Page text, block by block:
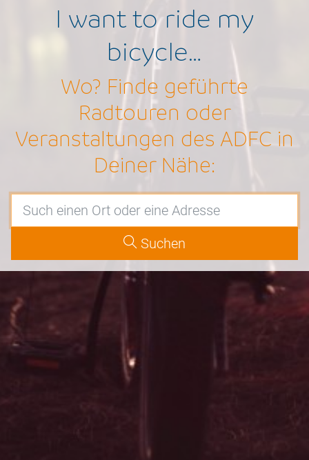
I want to ride my
bicycle…
Wo? Finde geführte
Radtouren oder
Veranstaltungen des ADFC in
Deiner Nähe:
Suchen